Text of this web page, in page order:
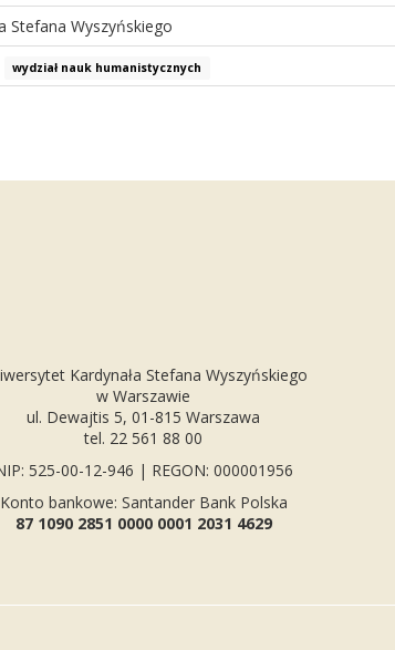
Stefana Wyszyńskiego
wydział nauk humanistycznych
Kardynała Stefana Wyszyńskiego
w Warszawie
ul. Dewajtis 5, 01-815 Warszawa
tel. 22 561 88 00
525-00-12-946 | REGON: 000001956
Konto bankowe: Santander Bank Polska
87 1090 2851 0000 0001 2031 4629